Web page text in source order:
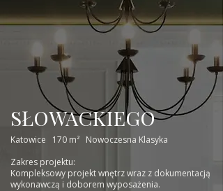
SŁOWACKIEGO
Katowice 170 m² Nowoczesna Klasyka
Zakres projektu:
Kompleksowy projekt wnętrz wraz z dokumentacją
wykonawczą i doborem wyposażenia.